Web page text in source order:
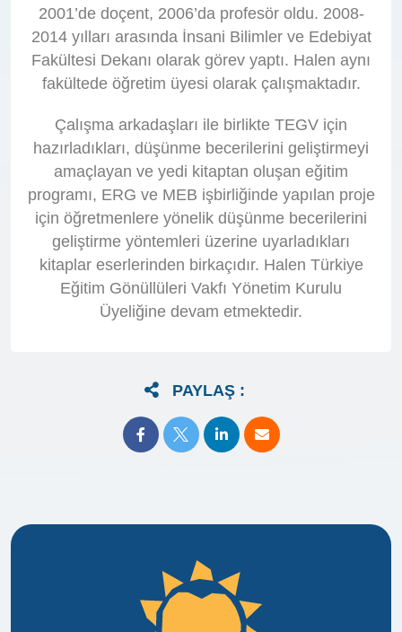
2001’de doçent, 2006’da profesör oldu. 2008-
2014 yılları arasında İnsani Bilimler ve Edebiyat
Fakültesi Dekanı olarak görev yaptı. Halen aynı
fakültede öğretim üyesi olarak çalışmaktadır.
Çalışma arkadaşları ile birlikte TEGV için
hazırladıkları, düşünme becerilerini geliştirmeyi
amaçlayan ve yedi kitaptan oluşan eğitim
programı, ERG ve MEB işbirliğinde yapılan proje
için öğretmenlere yönelik düşünme becerilerini
geliştirme yöntemleri üzerine uyarladıkları
kitaplar eserlerinden birkaçıdır. Halen Türkiye
Eğitim Gönüllüleri Vakfı Yönetim Kurulu
Üyeliğine devam etmektedir.
PAYLAŞ :